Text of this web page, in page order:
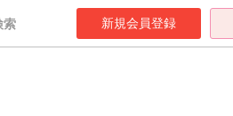
索 新規会員登録